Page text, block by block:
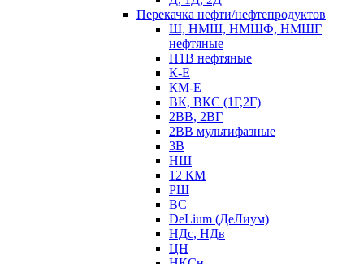
Перекачка нефти/нефтепродуктов
Ш, НМШ, НМШФ, НМШГ
нефтяные
Н1В нефтяные
К-Е
КМ-Е
ВК, ВКС (1Г,2Г)
2ВВ, 2ВГ
2ВВ мультифазные
3В
НШ
12 КМ
РШ
ВС
DeLium (ДеЛиум)
НДс, НДв
ЦН